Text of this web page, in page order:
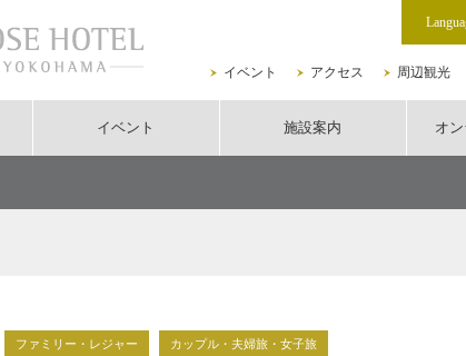
イベント アクセス 周辺観光
イベント 施設案内 オ
ファミリー・レジャー カップル・夫婦旅・女子旅